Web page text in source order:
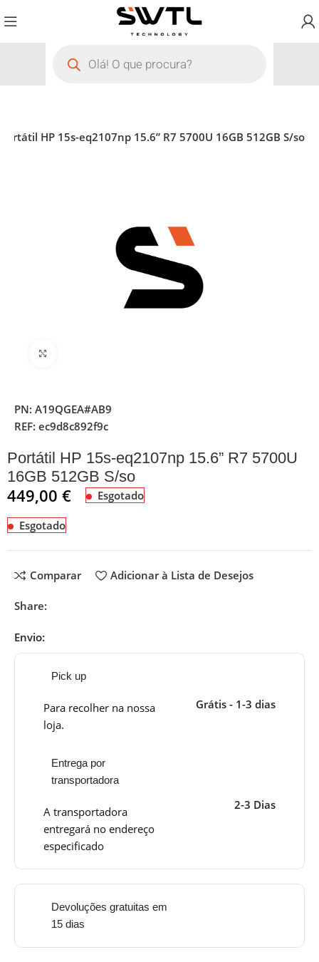
Portátil HP 15s-eq2107np 15.6” R7 5700U 16GB 512GB S/so
PN:A19QGEA#AB9
REF:ec9d8c892f9c
Portátil HP 15s-eq2107np 15.6” R7 5700U
16GB 512GB S/so
449,00€ Esgotado
Esgotado
Comparar Adicionar à Lista de Desejos
Share:
Envio:
Pick up
Para recolher na nossa
loja.
Grátis - 1-3 dias
Entrega por
transportadora
A transportadora
entregará no endereço
especificado
2-3 Dias
Devoluções gratuitas em
15 dias